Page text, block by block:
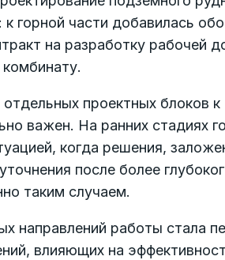
горной части добавилась
на разработку рабочей
проектных блоков
важен. На ранних стадиях
когда решения,
после более
таким случаем.
направлений работы стала
влияющих на